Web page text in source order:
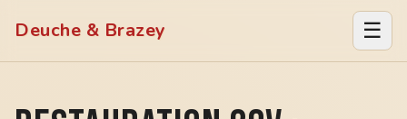
Deuche & Brazey ☰